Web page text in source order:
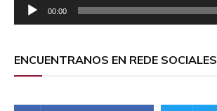
00:00
ENCUENTRANOS EN REDE SOCIALES